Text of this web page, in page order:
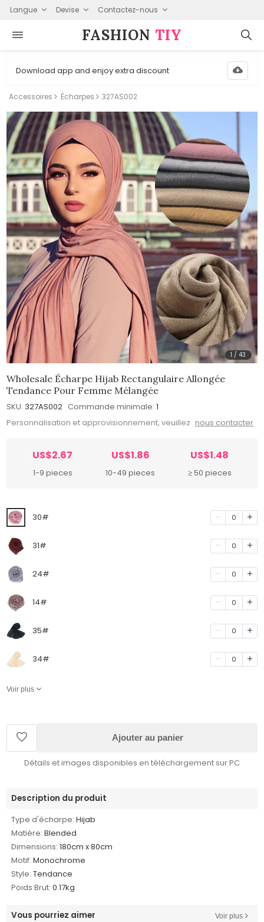
Langue Devise Contactez-nous
FASHION⁠ TIY
Download app and enjoy extra discount
Accessoires Écharpes 327AS002
1 /43
Wholesale Écharpe Hijab Rectangulaire Allongée
Tendance Pour Femme Mélangée
SKU: 327AS002 Commande minimale: 1
Personnalisation et approvisionnement, veuillez nous contacter
US$2.67
1-9 pieces
US$1.86
10-49 pieces
US$1.48
≥ 50 pieces
30# 0
31# 0
24# 0
14# 0
35# 0
34# 0
Voir plus
Ajouter au panier
Détails et images disponibles en téléchargement sur PC
Description du produit
Type d'écharpe: Hijab
Matière: Blended
Dimensions: 180cm x 80cm
Motif: Monochrome
Style: Tendance
Poids Brut: 0.17kg
Vous pourriez aimer Voir plus